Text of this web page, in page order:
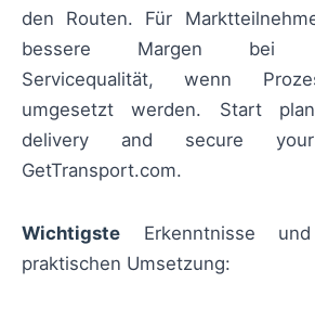
den Routen. Für
bessere Margen bei
Servicequalität, wenn
umgesetzt werden. Start
delivery and secure
GetTransport.com.
Wichtigste Erkenntnisse
praktischen Umsetzung: